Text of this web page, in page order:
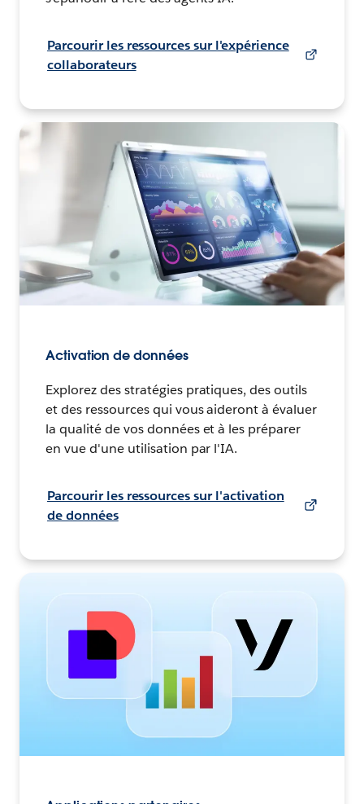
Parcourir les ressources sur l'expérience
collaborateurs
Activation de données
Explorez des stratégies pratiques, des outils
et des ressources qui vous aideront à évaluer
la qualité de vos données et à les préparer
en vue d'une utilisation par l'IA.
Parcourir les ressources sur l'activation
de données